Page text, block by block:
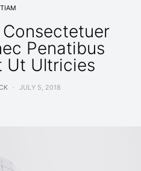
Penatibus
Ut Ultricies
JULY 5, 2018